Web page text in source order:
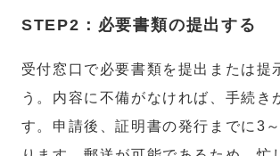
STEP2：必要書類の提出する
受付窓口で必要書類を提出または提
う。内容に不備がなければ、手続き
す。申請後、証明書の発行までに3